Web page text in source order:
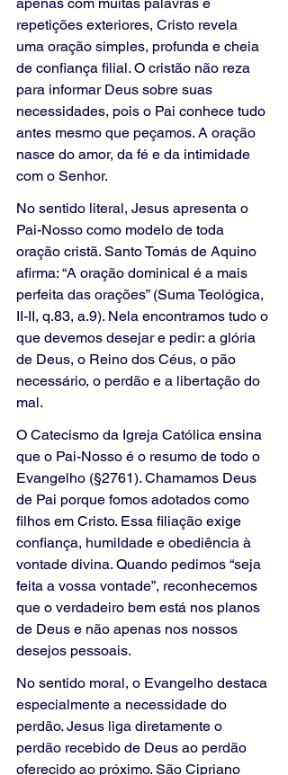
apenas com muitas palavras e
repetições exteriores, Cristo revela
uma oração simples, profunda e cheia
de confiança filial. O cristão não reza
para informar Deus sobre suas
necessidades, pois o Pai conhece tudo
antes mesmo que peçamos. A oração
nasce do amor, da fé e da intimidade
com o Senhor.
No sentido literal, Jesus apresenta o
Pai-Nosso como modelo de toda
oração cristã. Santo Tomás de Aquino
afirma: “A oração dominical é a mais
perfeita das orações” (Suma Teológica,
II-II, q.83, a.9). Nela encontramos tudo o
que devemos desejar e pedir: a glória
de Deus, o Reino dos Céus, o pão
necessário, o perdão e a libertação do
mal.
O Catecismo da Igreja Católica ensina
que o Pai-Nosso é o resumo de todo o
Evangelho (§2761). Chamamos Deus
de Pai porque fomos adotados como
filhos em Cristo. Essa filiação exige
confiança, humildade e obediência à
vontade divina. Quando pedimos “seja
feita a vossa vontade”, reconhecemos
que o verdadeiro bem está nos planos
de Deus e não apenas nos nossos
desejos pessoais.
No sentido moral, o Evangelho destaca
especialmente a necessidade do
perdão. Jesus liga diretamente o
perdão recebido de Deus ao perdão
oferecido ao próximo. São Cipriano